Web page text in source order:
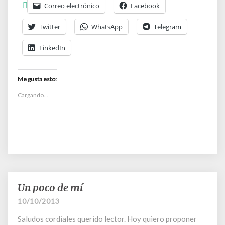
Correo electrónico Facebook
Twitter WhatsApp Telegram
LinkedIn
Me gusta esto:
Cargando...
Un
poco
mí
Un poco de mí
10/10/2013
Saludos cordiales querido lector. Hoy quiero proponer